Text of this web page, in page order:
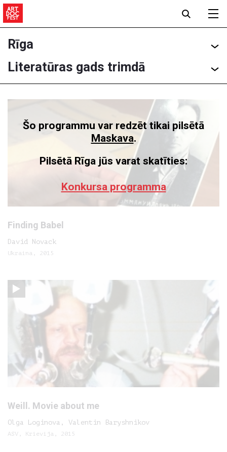
Rīga
Literatūras gads trimdā
Finding Babel
David Novack
Ukraina, 2015
Weill. Movie about me
Olga Loginova, Valentin Baryshnikov
ASV, Krievija, 2015
Šo programmu var redzēt tikai pilsētā
Maskava.
Pilsētā Rīga jūs varat skatīties:
Konkursa programma